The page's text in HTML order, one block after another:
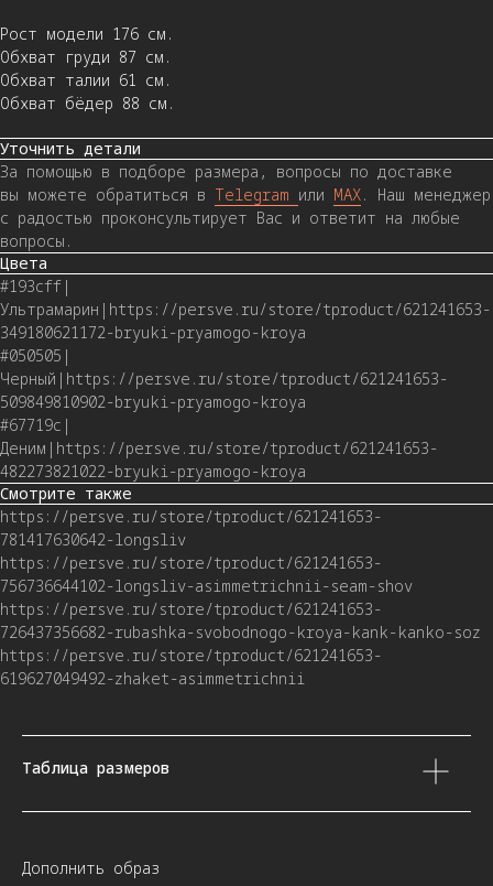
Рост модели 176 см.
Обхват груди 87 см.
Обхват талии 61 см.
Обхват бёдер 88 см.
Уточнить детали
За помощью в подборе размера, вопросы по доставке
вы можете обратиться в Telegram или MAX. Наш менеджер
с радостью проконсультирует Вас и ответит на любые
вопросы.
Цвета
#193cff|
Ультрамарин|https://persve.ru/store/tproduct/621241653-
349180621172-bryuki-pryamogo-kroya
#050505|
Черный|https://persve.ru/store/tproduct/621241653-
509849810902-bryuki-pryamogo-kroya
#67719c|
Деним|https://persve.ru/store/tproduct/621241653-
482273821022-bryuki-pryamogo-kroya
Смотрите также
https://persve.ru/store/tproduct/621241653-
781417630642-longsliv
https://persve.ru/store/tproduct/621241653-
756736644102-longsliv-asimmetrichnii-seam-shov
https://persve.ru/store/tproduct/621241653-
726437356682-rubashka-svobodnogo-kroya-kank-kanko-soz
https://persve.ru/store/tproduct/621241653-
619627049492-zhaket-asimmetrichnii
Таблица размеров
Дополнить образ